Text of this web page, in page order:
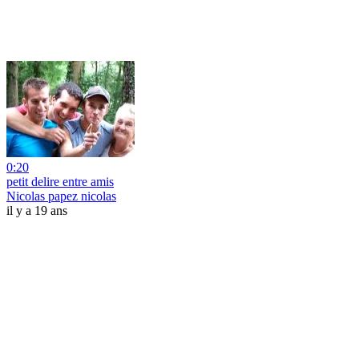
0:20
petit delire entre amis
Nicolas papez nicolas
il y a 19 ans